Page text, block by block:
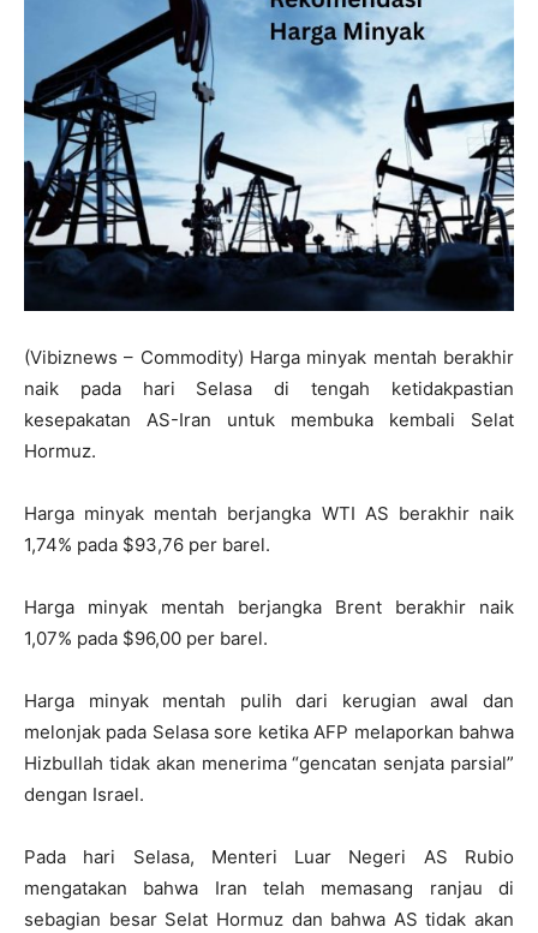
(Vibiznews – Commodity) Harga minyak mentah berakhir
naik pada hari Selasa di tengah ketidakpastian
kesepakatan AS-Iran untuk membuka kembali Selat
Hormuz.
Harga minyak mentah berjangka WTI AS berakhir naik
1,74% pada $93,76 per barel.
Harga minyak mentah berjangka Brent berakhir naik
1,07% pada $96,00 per barel.
Harga minyak mentah pulih dari kerugian awal dan
melonjak pada Selasa sore ketika AFP melaporkan bahwa
Hizbullah tidak akan menerima “gencatan senjata parsial”
dengan Israel.
Pada hari Selasa, Menteri Luar Negeri AS Rubio
mengatakan bahwa Iran telah memasang ranjau di
sebagian besar Selat Hormuz dan bahwa AS tidak akan